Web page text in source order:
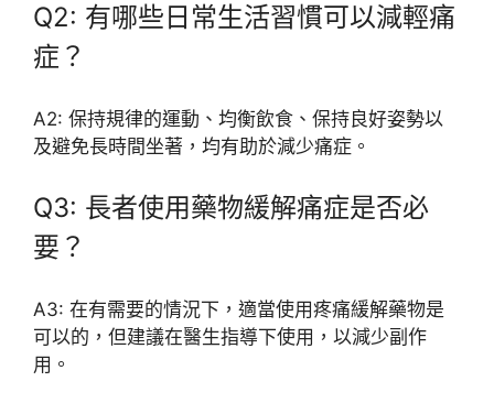
Q2: 有哪些日常生活習慣可以減輕痛
症？
A2: 保持規律的運動、均衡飲食、保持良好姿勢以
及避免長時間坐著，均有助於減少痛症。
Q3: 長者使用藥物緩解痛症是否必
要？
A3: 在有需要的情況下，適當使用疼痛緩解藥物是
可以的，但建議在醫生指導下使用，以減少副作
用。